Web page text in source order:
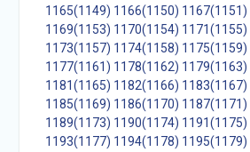
1165(1149) 1166(1150) 1167(1151)
1169(1153) 1170(1154) 1171(1155)
1173(1157) 1174(1158) 1175(1159)
1177(1161) 1178(1162) 1179(1163)
1181(1165) 1182(1166) 1183(1167)
1185(1169) 1186(1170) 1187(1171)
1189(1173) 1190(1174) 1191(1175)
1193(1177) 1194(1178) 1195(1179)